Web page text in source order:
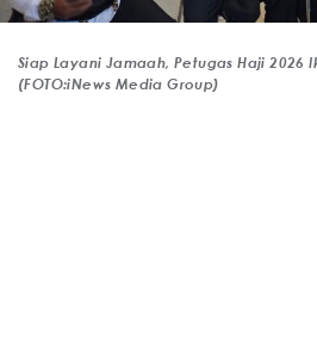
Siap Layani Jamaah, Petugas Haji 2026
(FOTO:iNews Media Group)